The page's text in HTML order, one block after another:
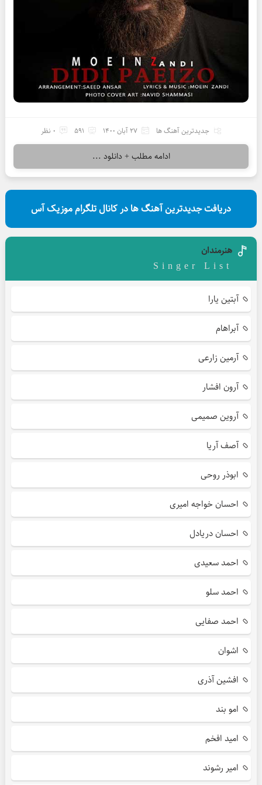
جدیدترین آهنگ ها 27 آبان 1400 591 0 نظر
ادامه مطلب + دانلود ...
دریافت جدیدترین آهنگ ها در کانال تلگرام موزیک آس
هنرمندان
Singer List
آبتین یارا
آبراهام
آرمین زارعی
آرون افشار
آروین صمیمی
آصف آریا
ابوذر روحی
احسان خواجه امیری
احسان دریادل
احمد سعیدی
احمد سلو
احمد صفایی
اشوان
افشین آذری
امو بند
امید افخم
امیر رشوند